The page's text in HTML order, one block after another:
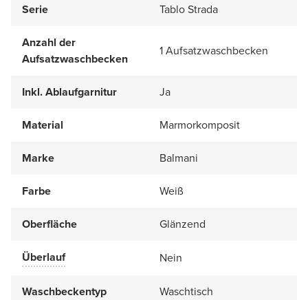
Serie
Tablo Strada
Anzahl der
Aufsatzwaschbecken
1 Aufsatzwaschbecken
Inkl. Ablaufgarnitur Ja
Material Marmorkomposit
Marke Balmani
Farbe Weiß
Oberfläche Glänzend
Überlauf Nein
Waschbeckentyp Waschtisch